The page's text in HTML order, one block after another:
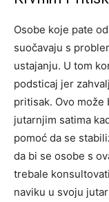
Osobe koje pate
suočavaju s
ustajanju. U tom
podsticaj jer
pritisak. Ovo može
jutarnjim satima
pomoć da se
da bi se osobe s
trebale
naviku u svoju